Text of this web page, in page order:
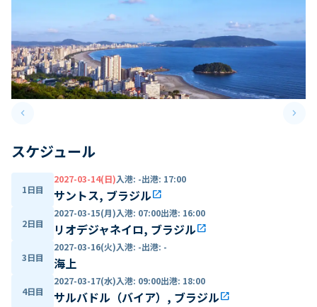
keyboard_arrow_leftPrevious slide keyboard_arrow_right
スケジュール
1日目
2027-03-14(日)入港: -出港: 17:00
サントス, ブラジルopen_in_new
2日目
2027-03-15(月)入港: 07:00出港: 16:00
リオデジャネイロ, ブラジルopen_in_new
3日目
2027-03-16(火)入港: -出港: -
海上
4日目
2027-03-17(水)入港: 09:00出港: 18:00
サルバドル（バイア）, ブラジルopen_in_new